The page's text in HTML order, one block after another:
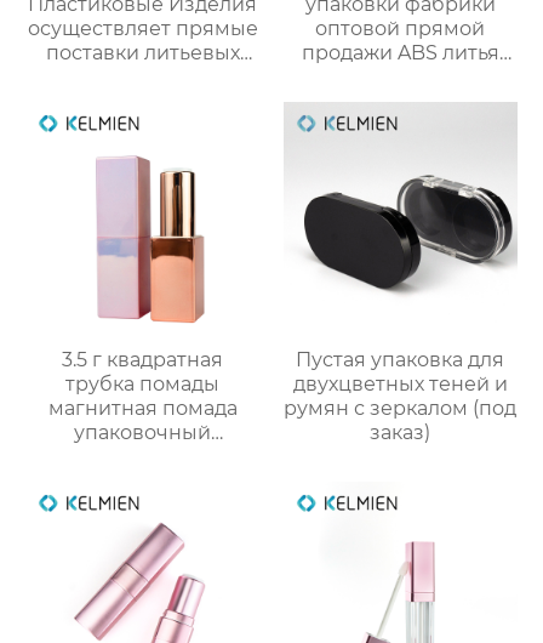
осуществляет прямые
поставки литьевых
мл (пустая упаковка)
оптовой прямой
продажи ABS литья
тонкий цвет
столкновения тушь
трубки
3.5 г квадратная
трубка помады
магнитная помада
упаковочный
оптом
Пустая упаковка для
двухцветных теней и
румян с зеркалом (под
заказ)